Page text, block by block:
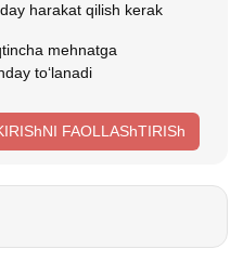
harakat qilish kerak
mehnatga
toʻlanadi
FAOLLAShTIRISh